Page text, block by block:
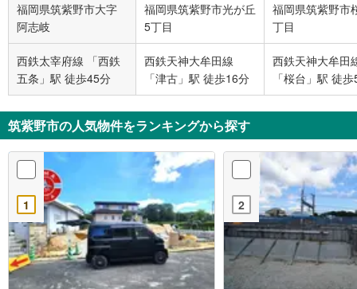
福岡県筑紫野市大字
阿志岐
福岡県筑紫野市光が丘
5丁目
福岡県筑紫野市
丁目
西鉄太宰府線 「西鉄
五条」駅 徒歩45分
西鉄天神大牟田線
「津古」駅 徒歩16分
西鉄天神大牟田
「桜台」駅 徒
筑紫野市の人気物件をランキングから探す
1 2